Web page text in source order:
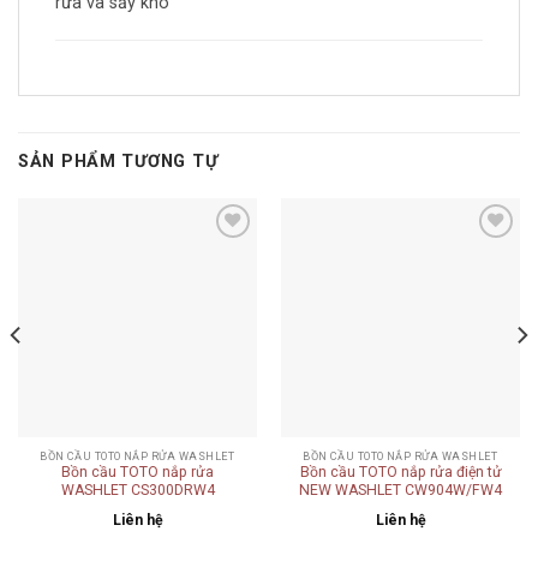
SẢN PHẨM TƯƠNG TỰ
BỒN CẦU TOTO NẮP RỬA WASHLET
Bồn cầu TOTO nắp rửa
WASHLET CS300DRW4
Liên hệ
BỒN CẦU TOTO NẮP RỬA WASHLET
Bồn cầu TOTO nắp rửa điện tử
NEW WASHLET CW904W/FW4
Liên hệ
T53P100VR